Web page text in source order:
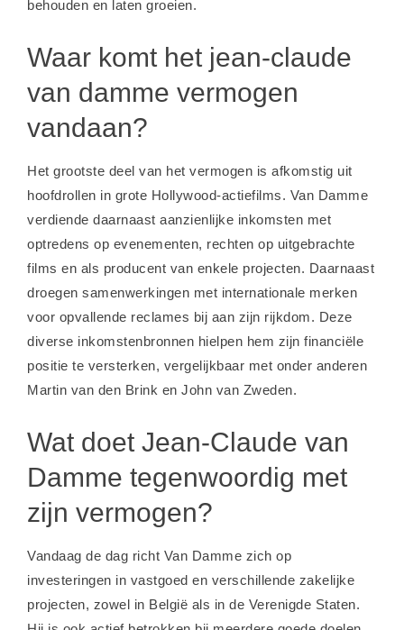
behouden en laten groeien.
Waar komt het jean-claude
van damme vermogen
vandaan?
Het grootste deel van het vermogen is afkomstig uit
hoofdrollen in grote Hollywood-actiefilms. Van Damme
verdiende daarnaast aanzienlijke inkomsten met
optredens op evenementen, rechten op uitgebrachte
films en als producent van enkele projecten. Daarnaast
droegen samenwerkingen met internationale merken
voor opvallende reclames bij aan zijn rijkdom. Deze
diverse inkomstenbronnen hielpen hem zijn financiële
positie te versterken, vergelijkbaar met onder anderen
Martin van den Brink en John van Zweden.
Wat doet Jean-Claude van
Damme tegenwoordig met
zijn vermogen?
Vandaag de dag richt Van Damme zich op
investeringen in vastgoed en verschillende zakelijke
projecten, zowel in België als in de Verenigde Staten.